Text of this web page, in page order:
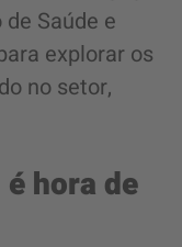
Saúde e
explorar os
no setor,
hora de